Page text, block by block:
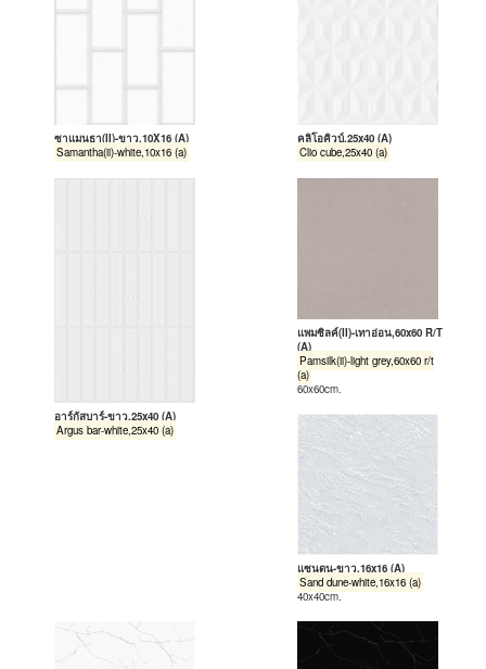
ซาแมนธา(II)-ขาว,10X16 (A)
Samantha(ii)-white,10x16 (a)
คลิโอคิวบ์,25x40 (A)
Clio cube,25x40 (a)
อาร์กัสบาร์-ขาว,25x40 (A)
Argus bar-white,25x40 (a)
แพมซิลค์(II)-เทาอ่อน,60x60 R/T
(A)
Pamsilk(ii)-light grey,60x60 r/t
(a)
60x60cm.
แซนดูน-ขาว,16x16 (A)
Sand dune-white,16x16 (a)
40x40cm.